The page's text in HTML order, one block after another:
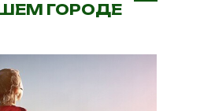
ГОРОДЕ